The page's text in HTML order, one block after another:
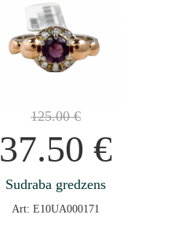
125.00€
37.50€
Sudraba gredzens
Art: E10UA000171